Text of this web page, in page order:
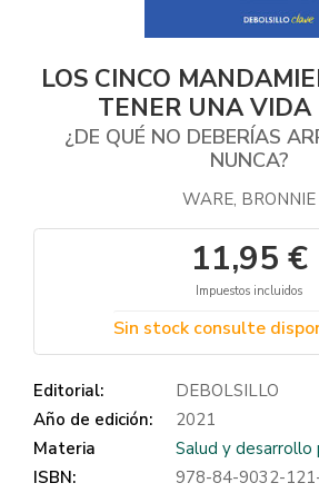
LOS CINCO
TENER UNA VIDA
¿DE QUÉ NO DEBERÍAS
NUNCA?
WARE, BRONNIE
11,95 €
Impuestos incluidos
Sin stock consulte
Editorial:
DEBOLSILLO
Año de edición:
2021
Materia
Salud y desarrollo
ISBN:
978-84-9032-